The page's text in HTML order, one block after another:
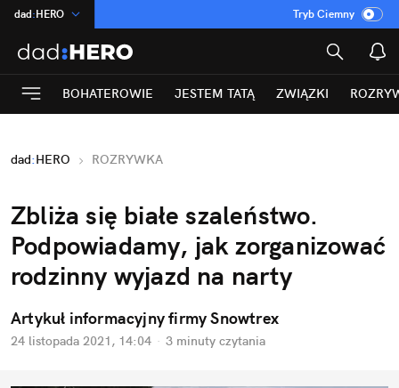
dad:HERO
:Temat
INN:Poland
ASZ:dziennik
Rozrywka
Tryb Ciemny
BOHATEROWIE JESTEM TATĄ ZWIĄZKI
dad:HERO ROZRYWKA
Zbliża się białe szaleństwo.
Podpowiadamy, jak zorganizować
rodzinny wyjazd na narty
Artykuł informacyjny firmy Snowtrex
24 listopada 2021, 14:04 · 3 minuty czytania